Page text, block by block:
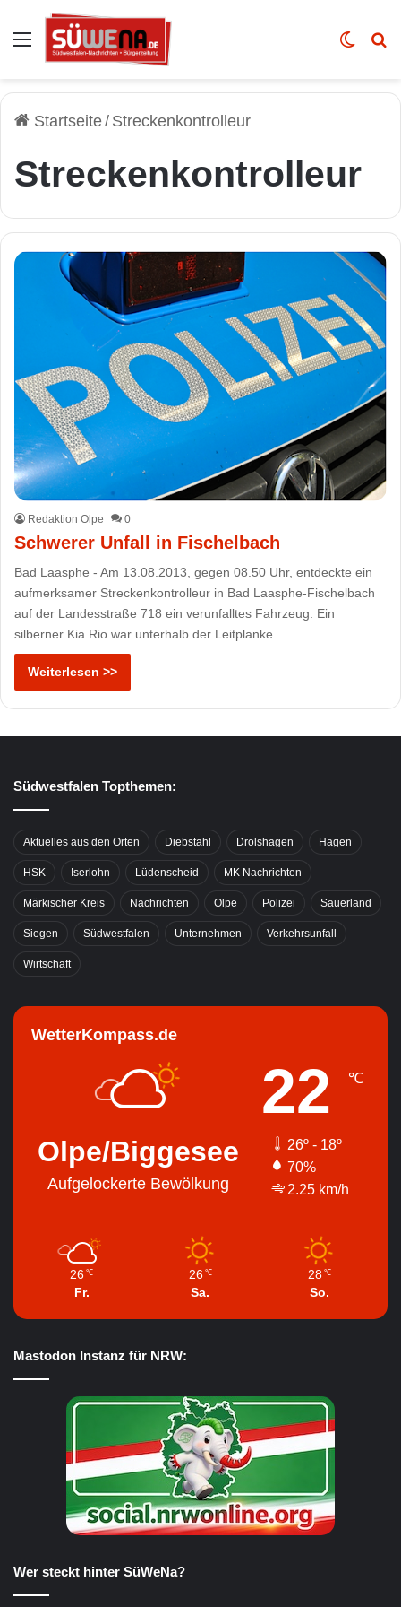
Auswahl Skin
Startseite/ Streckenkontrolleur
Streckenkontrolleur
Redaktion Olpe 0
Schwerer Unfall in Fischelbach
Bad Laasphe - Am 13.08.2013, gegen 08.50 Uhr, entdeckte ein
aufmerksamer Streckenkontrolleur in Bad Laasphe-Fischelbach
auf der Landesstraße 718 ein verunfalltes Fahrzeug. Ein
silberner Kia Rio war unterhalb der Leitplanke…
Weiterlesen >>
Südwestfalen Topthemen:
Aktuelles aus den Orten Diebstahl Drolshagen Hagen
HSK Iserlohn Lüdenscheid MK Nachrichten
Märkischer Kreis Nachrichten Olpe Polizei Sauerland
Siegen Südwestfalen Unternehmen Verkehrsunfall
Wirtschaft
WetterKompass.de
Olpe/Biggesee
Aufgelockerte Bewölkung
22 ℃
26º - 18º
70%
2.25 km/h
26 ℃
Fr.
26 ℃
Sa.
28 ℃
So.
Mastodon Instanz für NRW:
Wer steckt hinter SüWeNa?